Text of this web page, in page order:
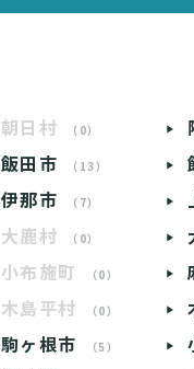
朝日村 （0）
飯田市 （13）
伊那市 （7）
大鹿村 （0）
小布施町 （0）
木島平村 （0）
駒ヶ根市 （5）